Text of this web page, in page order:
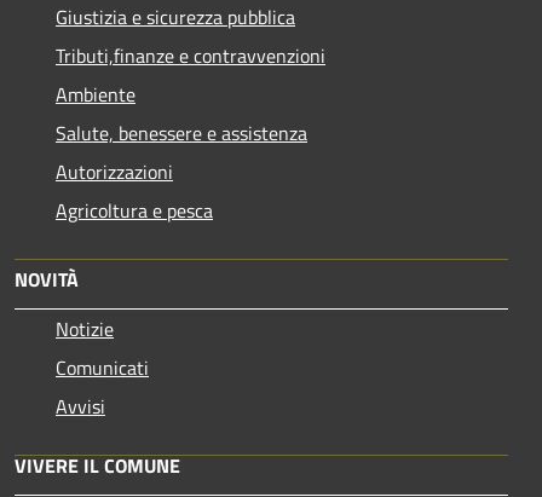
Giustizia e sicurezza pubblica
Tributi,finanze e contravvenzioni
Ambiente
Salute, benessere e assistenza
Autorizzazioni
Agricoltura e pesca
NOVITÀ
Notizie
Comunicati
Avvisi
VIVERE IL COMUNE